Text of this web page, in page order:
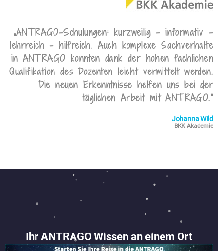
„ANTRAGO-Schulungen: kurzweilig - informativ -
lehrreich - hilfreich. Auch komplexe Sachverhalte
in ANTRAGO konnten dank der hohen fachlichen
Qualifikation des Dozenten leicht vermittelt werden.
Die neuen Erkenntnisse helfen uns bei der
täglichen Arbeit mit ANTRAGO.“
Johanna Wild
BKK Akademie
Ihr ANTRAGO Wissen an einem Ort